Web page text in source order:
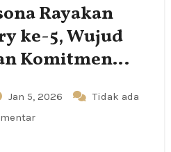
Rayakan
ke-5, Wujud
Komitmen
Jan 5, 2026
Tidak ada